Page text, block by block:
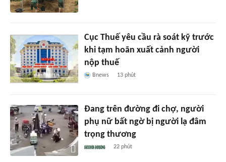
Cục Thuế yêu cầu rà soát kỹ trước
khi tạm hoãn xuất cảnh người
nộp thuế
Bnews 13 phút
Đang trên đường đi chợ, người
phụ nữ bất ngờ bị người lạ đâm
trọng thương
22 phút